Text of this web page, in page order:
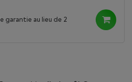
garantie au lieu de 2